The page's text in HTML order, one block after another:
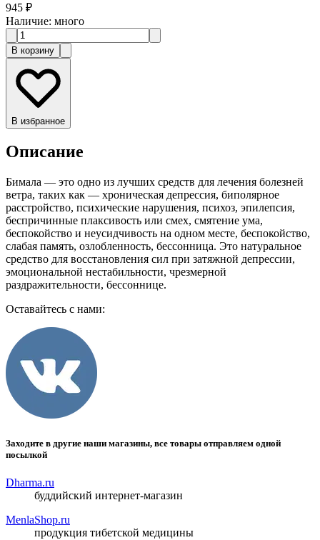
945 ₽
Наличие: много
В корзину
В избранное
Описание
Бимала — это одно из лучших средств для лечения болезней
ветра, таких как — хроническая депрессия, биполярное
расстройство, психические нарушения, психоз, эпилепсия,
беспричинные плаксивость или смех, смятение ума,
беспокойство и неусидчивость на одном месте, беспокойство,
слабая память, озлобленность, бессонница. Это натуральное
средство для восстановления сил при затяжной депрессии,
эмоциональной нестабильности, чрезмерной
раздражительности, бессоннице.
Оставайтесь с нами:
Заходите в другие наши магазины, все товары отправляем одной
посылкой
Dharma.ru
буддийский интернет-магазин
MenlaShop.ru
продукция тибетской медицины